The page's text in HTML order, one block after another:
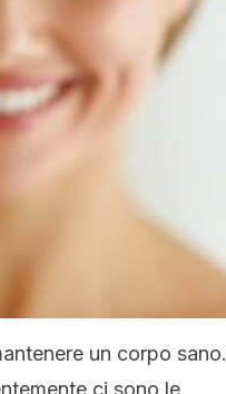
un corpo sano.
ci sono le